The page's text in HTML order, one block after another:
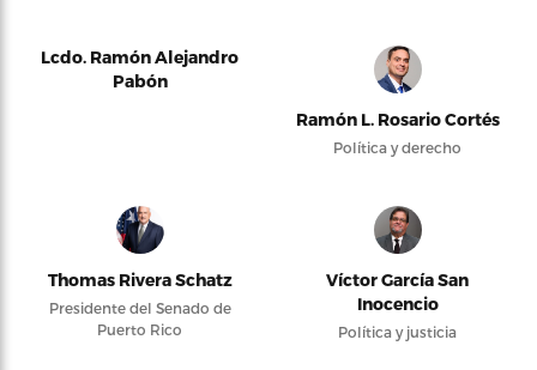
Lcdo. Ramón Alejandro
Pabón
Ramón L. Rosario Cortés
Política y derecho
Thomas Rivera Schatz
Presidente del Senado de
Puerto Rico
Víctor García San
Inocencio
Política y justicia